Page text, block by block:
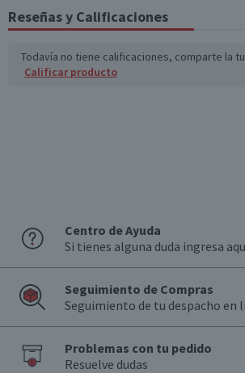
Reseñas y Calificaciones
Todavía no tiene calificaciones, comparte la
Calificar producto
Centro de Ayuda
Si tienes alguna duda ingresa
Seguimiento de Compras
Seguimiento de tu despacho en
Problemas con tu pedido
Resuelve dudas